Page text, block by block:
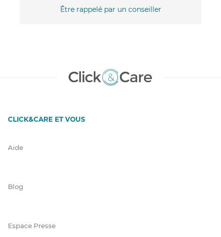
Être rappelé par un conseiller
CLICK&CARE ET VOUS
Aide
Blog
Espace Presse